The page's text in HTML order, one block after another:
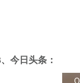
今日头条：